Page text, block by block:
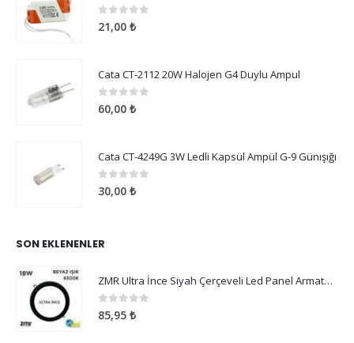
05 üzerinden
21,00 ₺
Cata CT-2112 20W Halojen G4 Duylu Ampul
05 üzerinden
60,00 ₺
Cata CT-4249G 3W Ledli Kapsül Ampül G-9 Günışığı
05 üzerinden
30,00 ₺
SON EKLENENLER
ZMR Ultra İnce Siyah Çerçeveli Led Panel Armatür 18W Beyaz Işık
05 üzerinden
85,95 ₺